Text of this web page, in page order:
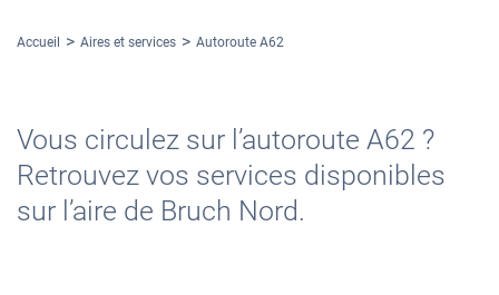
Accueil Aires et services Autoroute A62
Vous circulez sur l’autoroute A62 ?
Retrouvez vos services disponibles
sur l’aire de Bruch Nord.